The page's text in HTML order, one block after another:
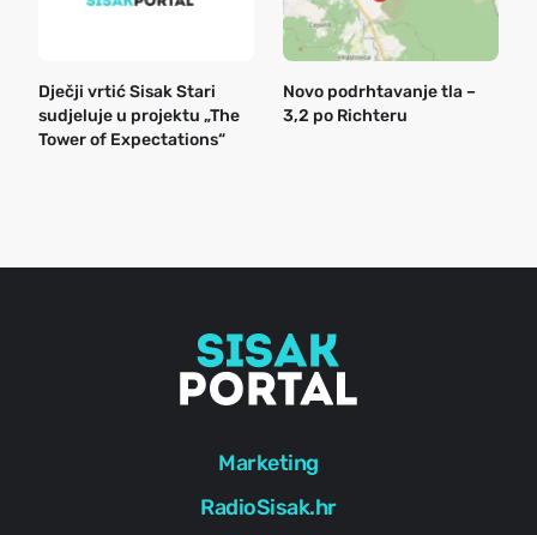
Dječji vrtić Sisak Stari
sudjeluje u projektu „The
Tower of Expectations“
Novo podrhtavanje tla –
3,2 po Richteru
Marketing
RadioSisak.hr